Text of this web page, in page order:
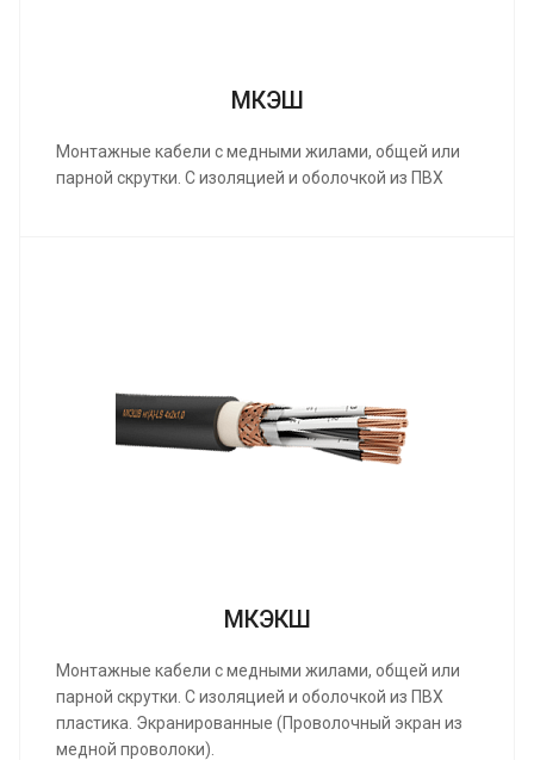
МКЭШ
Монтажные кабели с медными жилами, общей или
парной скрутки. С изоляцией и оболочкой из ПВХ
МКЭКШ
Монтажные кабели с медными жилами, общей или
парной скрутки. С изоляцией и оболочкой из ПВХ
пластика. Экранированные (Проволочный экран из
медной проволоки).